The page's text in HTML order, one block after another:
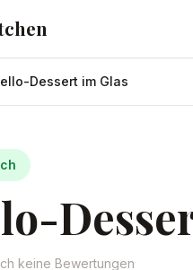
Dessert im Glas
keine Bewertungen